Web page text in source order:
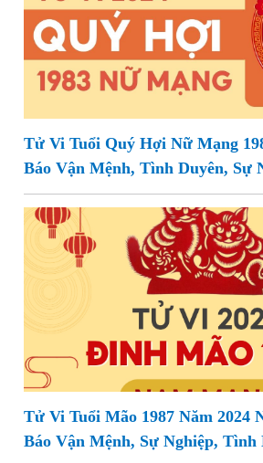
Tử Vi Tuổi Quý Hợi Nữ Mạng
Báo Vận Mệnh, Tình Duyên, Sự
Tử Vi Tuổi Mão 1987 Năm 2024
Báo Vận Mệnh, Sự Nghiệp, Tình